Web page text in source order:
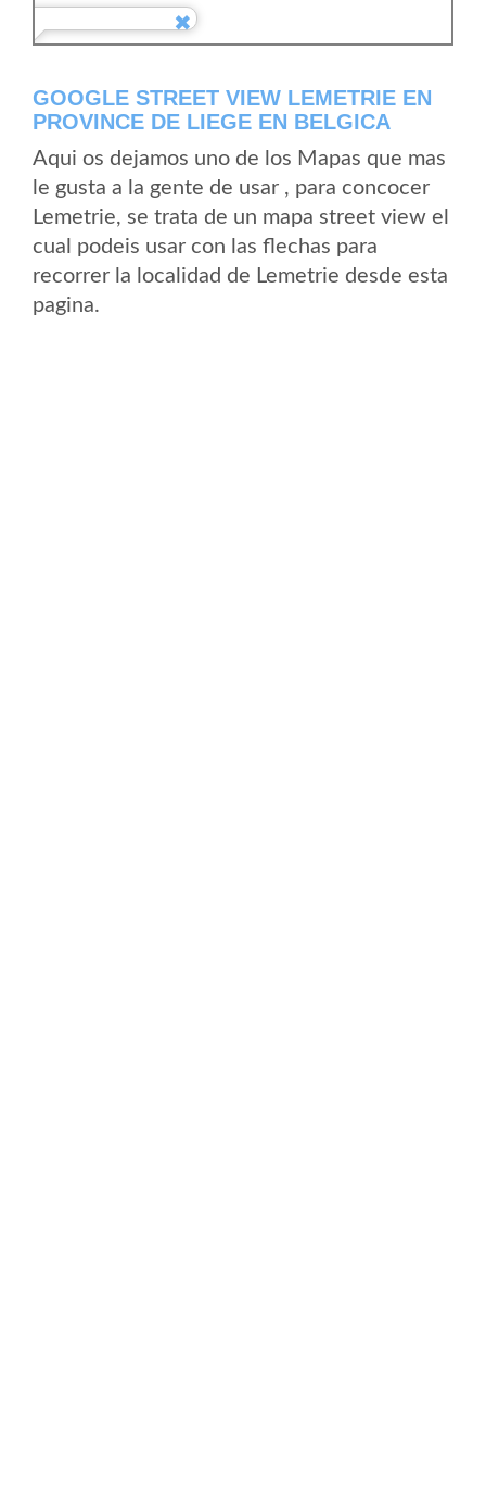
GOOGLE STREET VIEW LEMETRIE EN
PROVINCE DE LIEGE EN BELGICA
Aqui os dejamos uno de los Mapas que mas
le gusta a la gente de usar , para concocer
Lemetrie, se trata de un mapa street view el
cual podeis usar con las flechas para
recorrer la localidad de Lemetrie desde esta
pagina.